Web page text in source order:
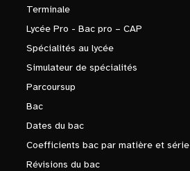
Terminale
Lycée Pro - Bac pro – CAP
Spécialités au lycée
Simulateur de spécialités
Parcoursup
Bac
Dates du bac
Coefficients bac par matière et série
Révisions du bac